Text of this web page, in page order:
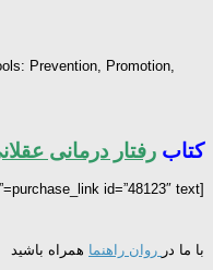
Prevention, Promotion,
کتاب رفتار درمانی
[purchase_link id=”48123″ text=”خرید” style=”button” color=”green”]
با ما در روان راهنما همراه باشید